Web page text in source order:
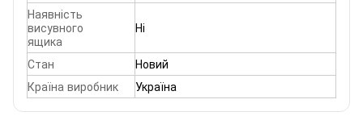
Наявність
висувного
ящика
Ні
Стан
Новий
Країна виробник
Україна